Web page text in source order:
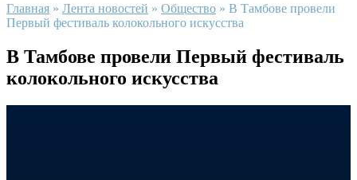
Главная » Лента новостей » Общество » В Тамбове провели
Первый фестиваль колокольного искусства
В Тамбове провели Первый фестиваль
колокольного искусства